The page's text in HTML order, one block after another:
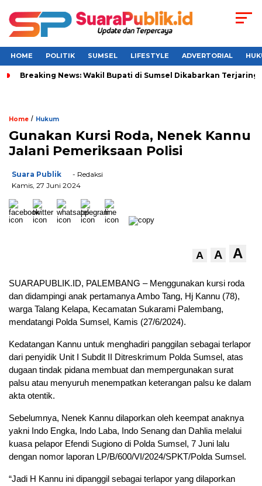
HOME POLITIK SUMSEL LIFESTYLE ADVERTORIAL
Breaking News: Wakil Bupati di Sumsel Dikabarkan Terjaring
Home / Hukum
Gunakan Kursi Roda, Nenek Kannu
Jalani Pemeriksaan Polisi
Suara Publik
- Redaksi
Kamis, 27 Juni 2024
A A A
SUARAPUBLIK.ID, PALEMBANG – Menggunakan kursi roda
dan didampingi anak pertamanya Ambo Tang, Hj Kannu (78),
warga Talang Kelapa, Kecamatan Sukarami Palembang,
mendatangi Polda Sumsel, Kamis (27/6/2024).
Kedatangan Kannu untuk menghadiri panggilan sebagai terlapor
dari penyidik Unit I Subdit II Ditreskrimum Polda Sumsel, atas
dugaan tindak pidana membuat dan mempergunakan surat
palsu atau menyuruh menempatkan keterangan palsu ke dalam
akta otentik.
Sebelumnya, Nenek Kannu dilaporkan oleh keempat anaknya
yakni Indo Engka, Indo Laba, Indo Senang dan Dahlia melalui
kuasa pelapor Efendi Sugiono di Polda Sumsel, 7 Juni lalu
dengan nomor laporan LP/B/600/VI/2024/SPKT/Polda Sumsel.
“Jadi H Kannu ini dipanggil sebagai terlapor yang dilaporkan